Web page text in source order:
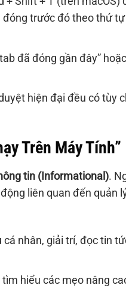
đóng trước đó theo thứ
đã đóng gần đây”
hiện đại đều có tùy
Trên Máy Tính”
tin (Informational).
liên quan đến quản
nhân, giải trí, đọc tin
hiểu các mẹo nâng